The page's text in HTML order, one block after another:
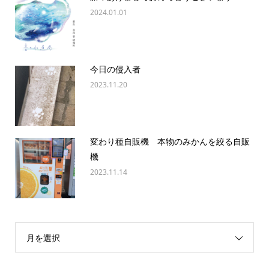
2024.01.01
今日の侵入者
2023.11.20
変わり種自販機 本物のみかんを絞る自販
機
2023.11.14
月を選択